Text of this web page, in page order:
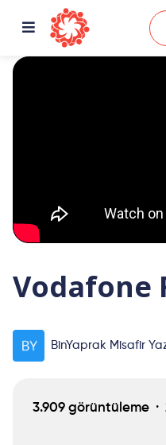
Vodafone
BinYaprak Misafir
3.909 görüntüleme ·